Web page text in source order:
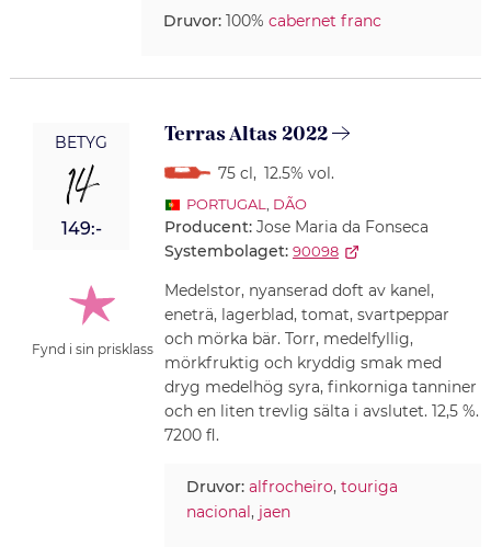
Druvor:100% cabernet franc
BETYG
14
149:-
Fynd i sin prisklass
Terras Altas 2022
75 cl, 12.5% vol.
PORTUGAL, DÃO
Producent: Jose Maria da Fonseca
Systembolaget: 90098
Medelstor, nyanserad doft av kanel,
eneträ, lagerblad, tomat, svartpeppar
och mörka bär. Torr, medelfyllig,
mörkfruktig och kryddig smak med
dryg medelhög syra, finkorniga tanniner
och en liten trevlig sälta i avslutet. 12,5 %.
7200 fl.
Druvor: alfrocheiro, touriga
nacional, jaen